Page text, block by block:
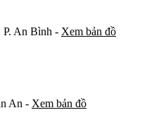
An Bình - Xem bản đồ
An - Xem bản đồ